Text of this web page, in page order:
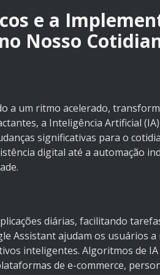
e a
Nosso
a um ritmo acelerado,
a Inteligência Artificial
significativas para o
digital até a automação
diárias, facilitando
Assistant ajudam os usuários a
inteligentes. Algoritmos de
de e-commerce,